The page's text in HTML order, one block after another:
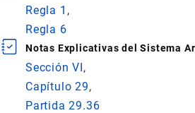
Regla 1
Regla 6
Notas Explicativas del Sistema
Sección VI
Capítulo 29
Partida 29.36